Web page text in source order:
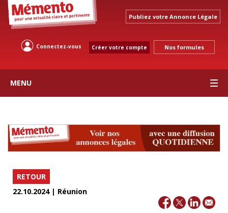
Publiez votre Annonce Légale
Connectez-vous Créer votre compte Nos formules
MENU
RETOUR
22.10.2024 | Réunion